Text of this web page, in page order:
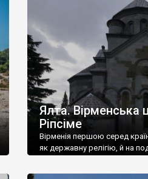
називаються «повстяками»
виробляє відмінне вино і
легке біле і дуже […]
Ялта. Вірменська
Ріпсіме
Вірменія першою серед
як державну релігію, й на